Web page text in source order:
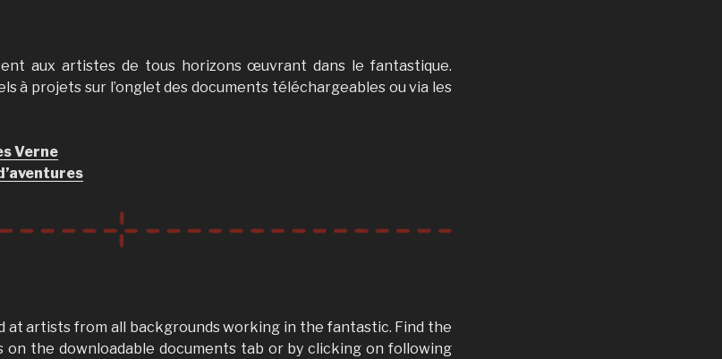
aux artistes de tous horizons œuvrant dans le fantastique.
à projets sur l’onglet des documents téléchargeables ou via les
Verne
at artists from all backgrounds working in the fantastic. Find the
the downloadable documents tab or by clicking on following